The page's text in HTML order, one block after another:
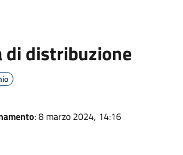
di distribuzione
: 8 marzo 2024, 14:16